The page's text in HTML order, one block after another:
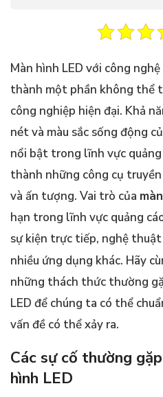
Màn hình LED với công
thành một phần không thể
công nghiệp hiện đại. Khả
nét và màu sắc sống động
nổi bật trong lĩnh vực quảng
thành những công cụ
và ấn tượng. Vai trò của
hạn trong lĩnh vực quảng
sự kiện trực tiếp, nghệ thuật
nhiều ứng dụng khác. Hãy
những thách thức thường
LED để chúng ta có thể
vấn đề có thể xảy ra.
Các sự cố thường
hình LED